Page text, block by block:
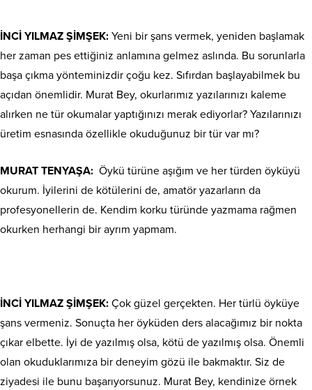
İNCİ YILMAZ ŞİMŞEK: Yeni bir şans vermek, yeniden başlamak
her zaman pes ettiğiniz anlamına gelmez aslında. Bu sorunlarla
başa çıkma yönteminizdir çoğu kez. Sıfırdan başlayabilmek bu
açıdan önemlidir. Murat Bey, okurlarımız yazılarınızı kaleme
alırken ne tür okumalar yaptığınızı merak ediyorlar? Yazılarınızı
üretim esnasında özellikle okuduğunuz bir tür var mı?
MURAT TENYAŞA: Öykü türüne aşığım ve her türden öyküyü
okurum. İyilerini de kötülerini de, amatör yazarların da
profesyonellerin de. Kendim korku türünde yazmama rağmen
okurken herhangi bir ayrım yapmam.
İNCİ YILMAZ ŞİMŞEK: Çok güzel gerçekten. Her türlü öyküye
şans vermeniz. Sonuçta her öyküden ders alacağımız bir nokta
çıkar elbette. İyi de yazılmış olsa, kötü de yazılmış olsa. Önemli
olan okuduklarımıza bir deneyim gözü ile bakmaktır. Siz de
ziyadesi ile bunu başarıyorsunuz. Murat Bey, kendinize örnek